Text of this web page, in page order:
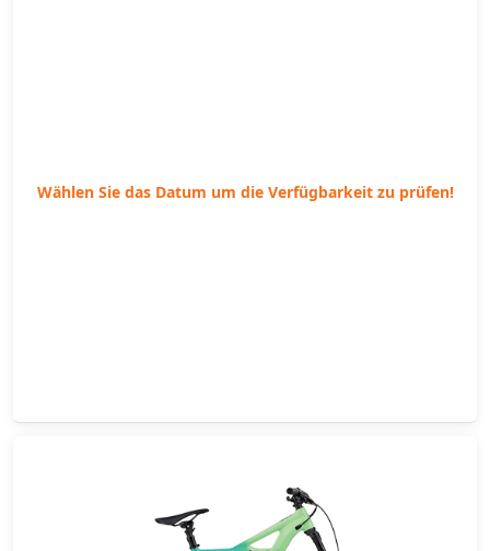
Wählen Sie das Datum um die Verfügbarkeit zu prüfen!